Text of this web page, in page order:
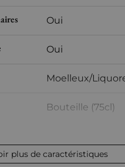
Oui
Oui
Moelleux/
Bouteille (75cl)
plus de caractéristiques